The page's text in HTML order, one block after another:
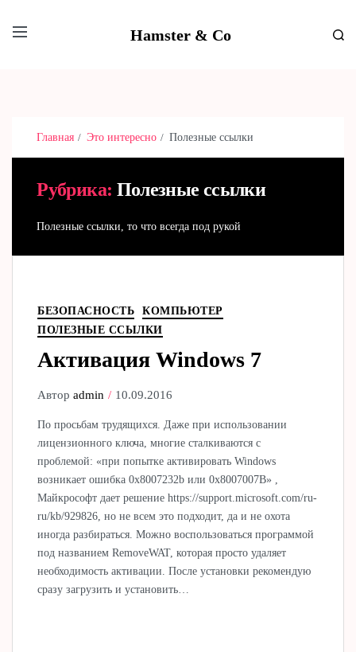
Hamster & Co
Главная Это интересно Полезные ссылки
Рубрика: Полезные ссылки
Полезные ссылки, то что всегда под рукой
БЕЗОПАСНОСТЬ
КОМПЬЮТЕР
ПОЛЕЗНЫЕ ССЫЛКИ
Активация Windows 7
Авторadmin 10.09.2016
По просьбам трудящихся. Даже при использовании
лицензионного ключа, многие сталкиваются с
проблемой: «при попытке активировать Windows
возникает ошибка 0x8007232b или 0x8007007B» ,
Майкрософт дает решение https://support.microsoft.com/ru-
ru/kb/929826, но не всем это подходит, да и не охота
иногда разбираться. Можно воспользоваться программой
под названием RemoveWAT, которая просто удаляет
необходимость активации. После установки рекомендую
сразу загрузить и установить…